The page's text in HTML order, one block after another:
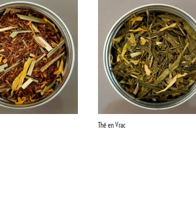
Thé en Vrac